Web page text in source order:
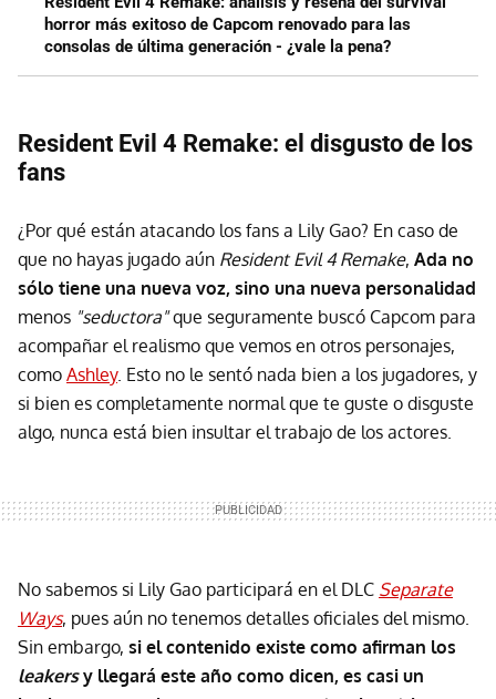
horror más exitoso de Capcom renovado para las
consolas de última generación - ¿vale la pena?
Resident Evil 4 Remake: el disgusto de los
fans
¿Por qué están atacando los fans a Lily Gao? En caso de
que no hayas jugado aún Resident Evil 4 Remake, Ada no
sólo tiene una nueva voz, sino una nueva personalidad
menos "seductora"que seguramente buscó Capcom para
acompañar el realismo que vemos en otros personajes,
como Ashley. Esto no le sentó nada bien a los jugadores, y
si bien es completamente normal que te guste o disguste
algo, nunca está bien insultar el trabajo de los actores.
No sabemos si Lily Gao participará en el DLC Separate
Ways, pues aún no tenemos detalles oficiales del mismo.
Sin embargo, si el contenido existe como afirman los
leakersy llegará este año como dicen, es casi un